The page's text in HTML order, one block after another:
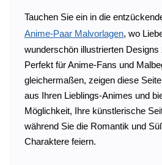
Tauchen Sie ein in die
Anime-Paar Malvorlagen, wo
wunderschön illustrierten
Perfekt für Anime-Fans und
gleichermaßen, zeigen diese
aus Ihren Lieblings-Animes und
Möglichkeit, Ihre künstlerische
während Sie die Romantik und
Charaktere feiern.